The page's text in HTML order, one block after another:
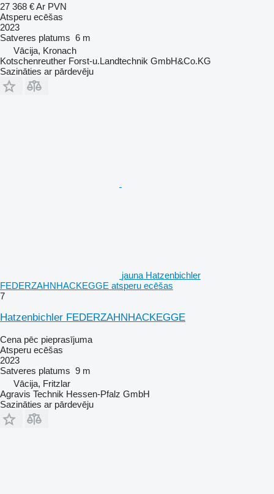
27 368 €Ar PVN
Atsperu ecēšas
2023
Satveres platums 6 m
Vācija, Kronach
Kotschenreuther Forst-u.Landtechnik GmbH&Co.KG
Sazināties ar pārdevēju
jauna Hatzenbichler
FEDERZAHNHACKEGGE atsperu ecēšas
7
Hatzenbichler FEDERZAHNHACKEGGE
Cena pēc pieprasījuma
Atsperu ecēšas
2023
Satveres platums 9 m
Vācija, Fritzlar
Agravis Technik Hessen-Pfalz GmbH
Sazināties ar pārdevēju